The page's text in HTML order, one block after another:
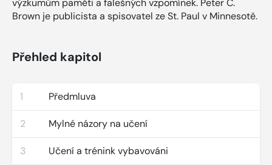
výzkumům paměti a falešných vzpomínek. Peter C.
Brown je publicista a spisovatel ze St. Paul v Minnesotě.
Přehled kapitol
1 Předmluva
2 Mylné názory na učení
3 Učení a trénink vybavováni